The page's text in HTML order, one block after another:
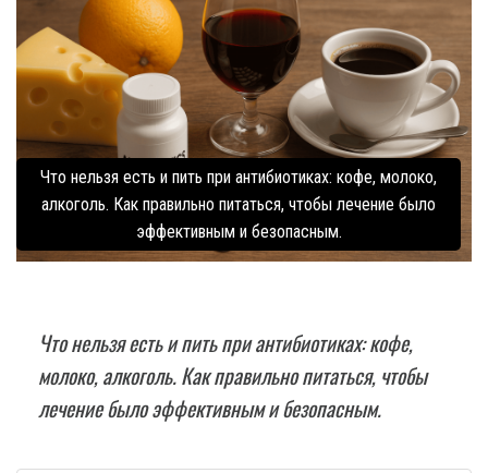
Что нельзя есть и пить при антибиотиках: кофе, молоко,
алкоголь. Как правильно питаться, чтобы лечение было
эффективным и безопасным.
Что нельзя есть и пить при антибиотиках: кофе,
молоко, алкоголь. Как правильно питаться, чтобы
лечение было эффективным и безопасным.